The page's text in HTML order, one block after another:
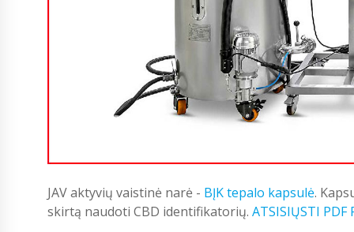
JAV aktyvių vaistinė narė - BĮK tepalo kapsulė.
skirtą naudoti CBD identifikatorių. ATSISIŲSTI PDF